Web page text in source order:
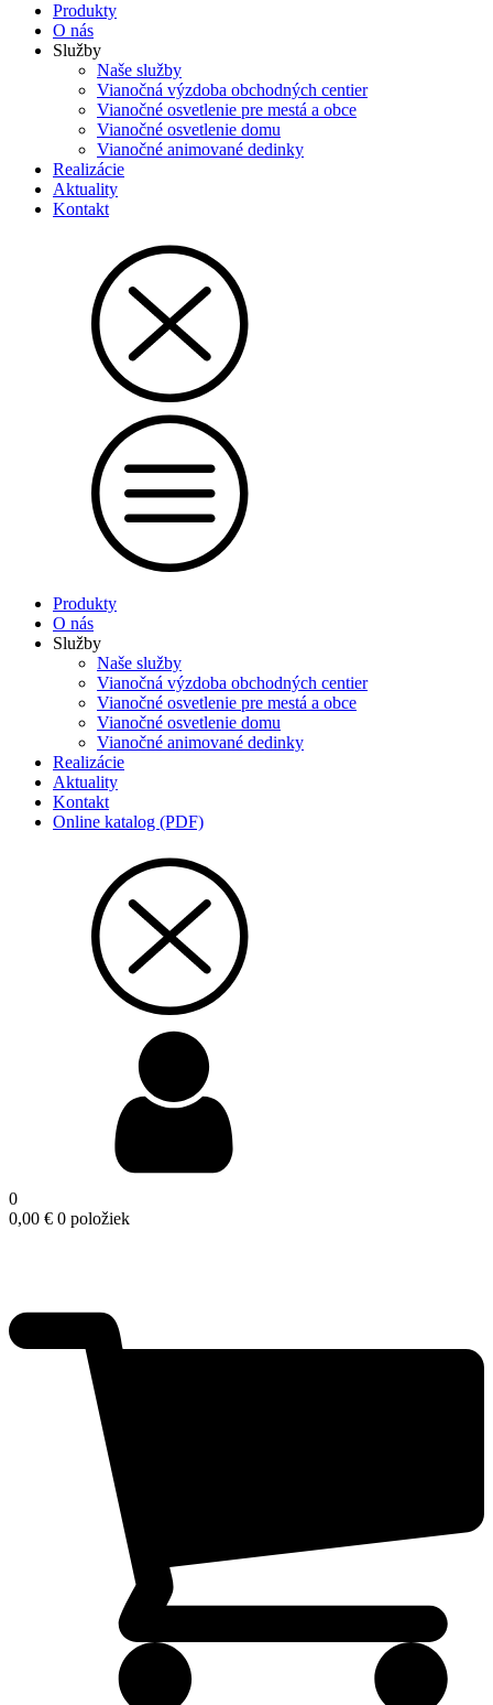
Produkty
O nás
Služby
Naše služby
Vianočná výzdoba obchodných centier
Vianočné osvetlenie pre mestá a obce
Vianočné osvetlenie domu
Vianočné animované dedinky
Realizácie
Aktuality
Kontakt
Produkty
O nás
Služby
Naše služby
Vianočná výzdoba obchodných centier
Vianočné osvetlenie pre mestá a obce
Vianočné osvetlenie domu
Vianočné animované dedinky
Realizácie
Aktuality
Kontakt
Online katalog (PDF)
0
0,00 € 0 položiek